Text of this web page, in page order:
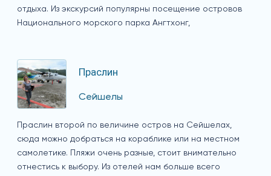
отдыха. Из экскурсий популярны посещение островов
Национального морского парка Ангтхонг,
Праслин
Сейшелы
Праслин второй по величине остров на Сейшелах,
сюда можно добраться на кораблике или на местном
самолетике. Пляжи очень разные, стоит внимательно
отнестись к выбору. Из отелей нам больше всего